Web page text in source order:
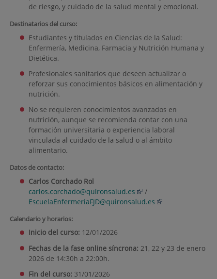
de riesgo, y cuidado de la salud mental y emocional.
Destinatarios del curso:
Estudiantes y titulados en Ciencias de la Salud:
Enfermería, Medicina, Farmacia y Nutrición Humana y
Dietética.
Profesionales sanitarios que deseen actualizar o
reforzar sus conocimientos básicos en alimentación y
nutrición.
No se requieren conocimientos avanzados en
nutrición, aunque se recomienda contar con una
formación universitaria o experiencia laboral
vinculada al cuidado de la salud o al ámbito
alimentario.
Datos de contacto:
Carlos Corchado Rol
carlos.corchado@quironsalud.es
/
EscuelaEnfermeriaFJD@quironsalud.es
Calendario y horarios:
Inicio del curso: 12/01/2026
Fechas de la fase online síncrona: 21, 22 y 23 de enero
2026 de 14:30h a 22:00h.
Fin del curso: 31/01/2026